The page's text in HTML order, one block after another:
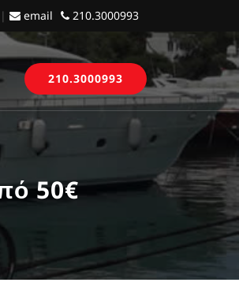
| email 210.3000993
210.3000993
50€